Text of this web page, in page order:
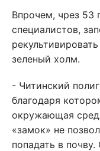
Впрочем, чрез 53
специалистов,
зеленый холм.
- Читинский
благодаря
окружающая
«замок» не
попадать в